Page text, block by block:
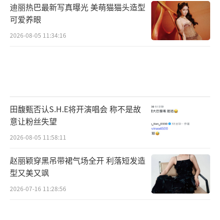
迪丽热巴最新写真曝光 美萌猫猫头造型
可爱养眼
2026-08-05 11:34:16
田馥甄否认S.H.E将开演唱会 称不是故
意让粉丝失望
2026-08-05 11:58:11
赵丽颖穿黑吊带裙气场全开 利落短发造
型又美又飒
2026-07-16 11:28:56